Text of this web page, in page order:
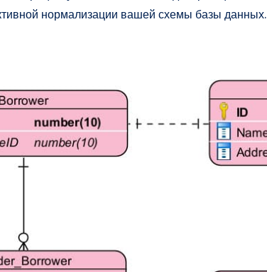
нормализации вашей схемы базы данных.